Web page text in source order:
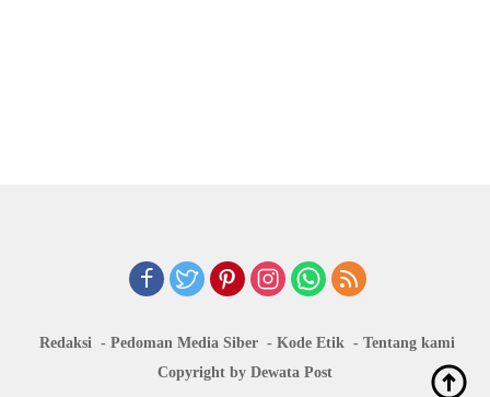
Redaksi Pedoman Media Siber Kode Etik
Tentang kami
Copyright by Dewata Post